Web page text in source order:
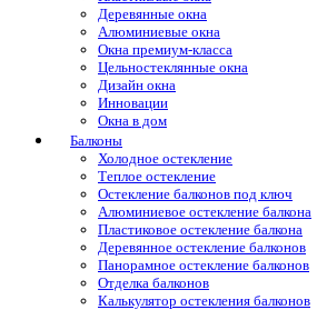
Деревянные окна
Алюминиевые окна
Окна премиум-класса
Цельностеклянные окна
Дизайн окна
Инновации
Окна в дом
Балконы
Холодное остекление
Теплое остекление
Остекление балконов под ключ
Алюминиевое остекление балкона
Пластиковое остекление балкона
Деревянное остекление балконов
Панорамное остекление балконов
Отделка балконов
Калькулятор остекления балконов